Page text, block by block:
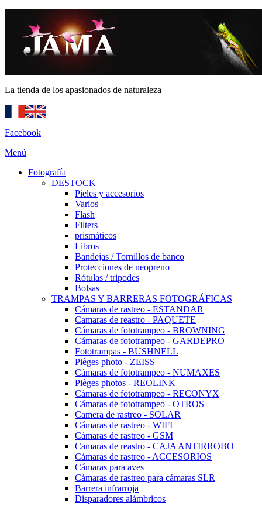
La tienda de los apasionados de naturaleza
Facebook
Menú
Fotografía
DESTOCK
Pieles y accesorios
Varios
Flash
Filters
prismáticos
Libros
Bandejas / Tornillos de banco
Protecciones de neopreno
Rótulas / tripodes
Bolsas
TRAMPAS Y BARRERAS FOTOGRÁFICAS
Cámaras de rastreo - ESTANDAR
Camaras de reastro - PAQUETE
Cámaras de fototrampeo - BROWNING
Cámaras de fototrampeo - GARDEPRO
Fototrampas - BUSHNELL
Pièges photo - ZEISS
Cámaras de fototrampeo - NUMAXES
Pièges photos - REOLINK
Cámaras de fototrampeo - RECONYX
Cámaras de fototrampeo - OTROS
Camera de rastreo - SOLAR
Cámaras de rastreo - WIFI
Cámaras de rastreo - GSM
Camaras de reastro - CAJA ANTIRROBO
Cámaras de rastreo - ACCESORIOS
Cámaras para aves
Cámaras de rastreo para cámaras SLR
Barrera infrarroja
Disparadores alámbricos